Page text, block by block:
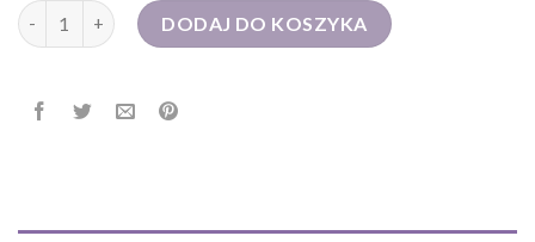
ilość torba na plazeDODAJ DO KOSZYKA